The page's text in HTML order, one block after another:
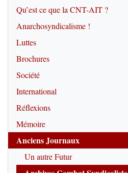
Qu’est ce que la CNT-AIT ?
Anarchosyndicalisme !
Luttes
Brochures
Société
International
Réflexions
Mémoire
Anciens Journaux
Un autre Futur